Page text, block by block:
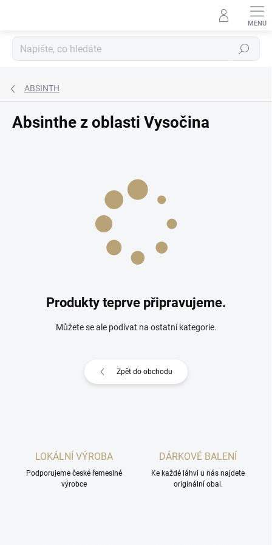
Hledat
ABSINTH
Absinthe z oblasti Vysočina
Produkty teprve připravujeme.
Můžete se ale podívat na ostatní kategorie.
Zpět do obchodu
LOKÁLNÍ VÝROBA
Podporujeme české řemeslné
výrobce
DÁRKOVÉ BALENÍ
Ke každé láhvi u nás najdete
originální obal.